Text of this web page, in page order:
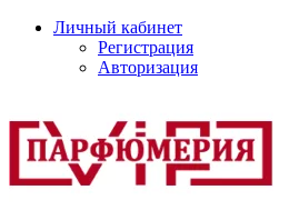
Личный кабинет
Регистрация
Авторизация